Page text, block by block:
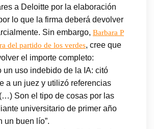
a Deloitte por la elaboración
lo que la firma deberá devolver
Sin embargo, Barbara P
del partido de los verdes, cree que
el importe completo:
un uso indebido de la IA: citó
a un juez y utilizó referencias
Son el tipo de cosas por las
universitario de primer año
un buen lío”.